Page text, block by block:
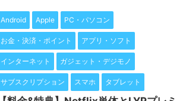
Android Apple PC・パソコン
お金・決済・ポイント アプリ・ソフト
インターネット ガジェット・デジモノ
サブスクリプション スマホ タブレット